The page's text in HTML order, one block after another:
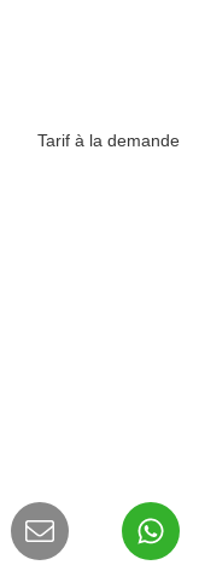
Tarif à la demande